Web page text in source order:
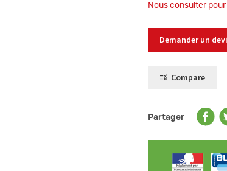
Nous consulter
Demander un
Compare
Partager